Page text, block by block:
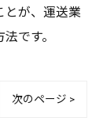
とが、運送業
です。
次のページ >